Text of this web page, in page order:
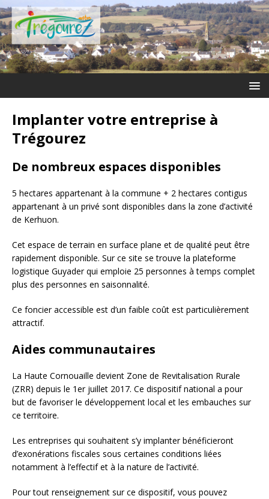
Implanter votre entreprise à
Trégourez
De nombreux espaces disponibles
5 hectares appartenant à la commune + 2 hectares contigus
appartenant à un privé sont disponibles dans la zone d’activité
de Kerhuon.
Cet espace de terrain en surface plane et de qualité peut être
rapidement disponible. Sur ce site se trouve la plateforme
logistique Guyader qui emploie 25 personnes à temps complet
plus des personnes en saisonnalité.
Ce foncier accessible est d’un faible coût est particulièrement
attractif.
Aides communautaires
La Haute Cornouaille devient Zone de Revitalisation Rurale
(ZRR) depuis le 1er juillet 2017. Ce dispositif national a pour
but de favoriser le développement local et les embauches sur
ce territoire.
Les entreprises qui souhaitent s’y implanter bénéficieront
d’exonérations fiscales sous certaines conditions liées
notamment à l’effectif et à la nature de l’activité.
Pour tout renseignement sur ce dispositif, vous pouvez